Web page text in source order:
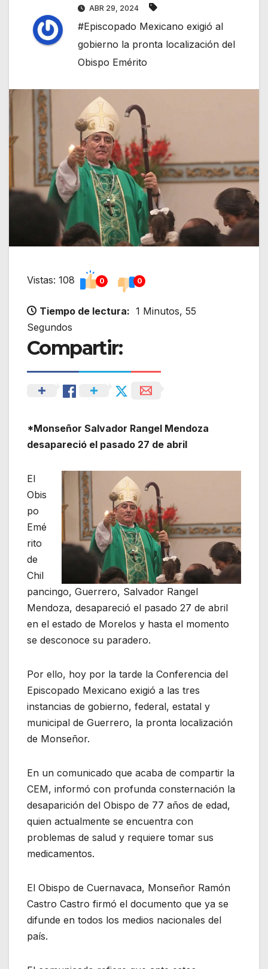
ABR 29, 2024
#Episcopado Mexicano exigió al
gobierno la pronta localización del
Obispo Emérito
Vistas: 108 0 0
Tiempo de lectura: 1 Minutos, 55
Segundos
Compartir:
*Monseñor Salvador Rangel Mendoza
desapareció el pasado 27 de abril
El
Obis
po
Emé
rito
de
Chil
pancingo, Guerrero, Salvador Rangel
Mendoza, desapareció el pasado 27 de abril
en el estado de Morelos y hasta el momento
se desconoce su paradero.
Por ello, hoy por la tarde la Conferencia del
Episcopado Mexicano exigió a las tres
instancias de gobierno, federal, estatal y
municipal de Guerrero, la pronta localización
de Monseñor.
En un comunicado que acaba de compartir la
CEM, informó con profunda consternación la
desaparición del Obispo de 77 años de edad,
quien actualmente se encuentra con
problemas de salud y requiere tomar sus
medicamentos.
El Obispo de Cuernavaca, Monseñor Ramón
Castro Castro firmó el documento que ya se
difunde en todos los medios nacionales del
país.